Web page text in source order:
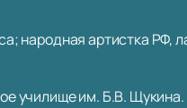
народная артистка РФ,
училище им. Б.В.